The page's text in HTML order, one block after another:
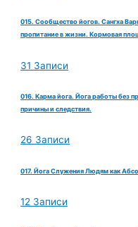
015. Сообщество йогов. Сангха
пропитание в жизни. Кормовая
31 Записи
016. Карма йога. Йога работы без
причины и следствия.
26 Записи
017. Йога Служения Людям как
12 Записи